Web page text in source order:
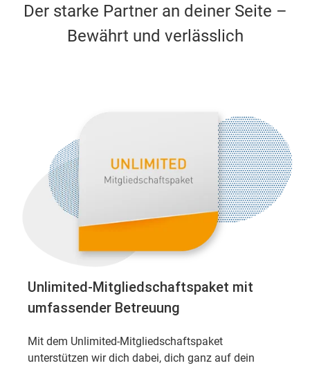
Der starke Partner an deiner Seite –
Bewährt und verlässlich
Unlimited-Mitgliedschaftspaket mit
umfassender Betreuung
Mit dem Unlimited-Mitgliedschaftspaket
unterstützen wir dich dabei, dich ganz auf dein